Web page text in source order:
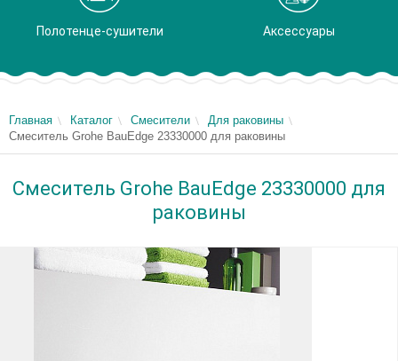
Полотенце-сушители Аксессуары
Главная Каталог Смесители
Для раковины
Смеситель Grohe BauEdge 23330000 для раковины
Смеситель Grohe BauEdge 23330000 для
раковины